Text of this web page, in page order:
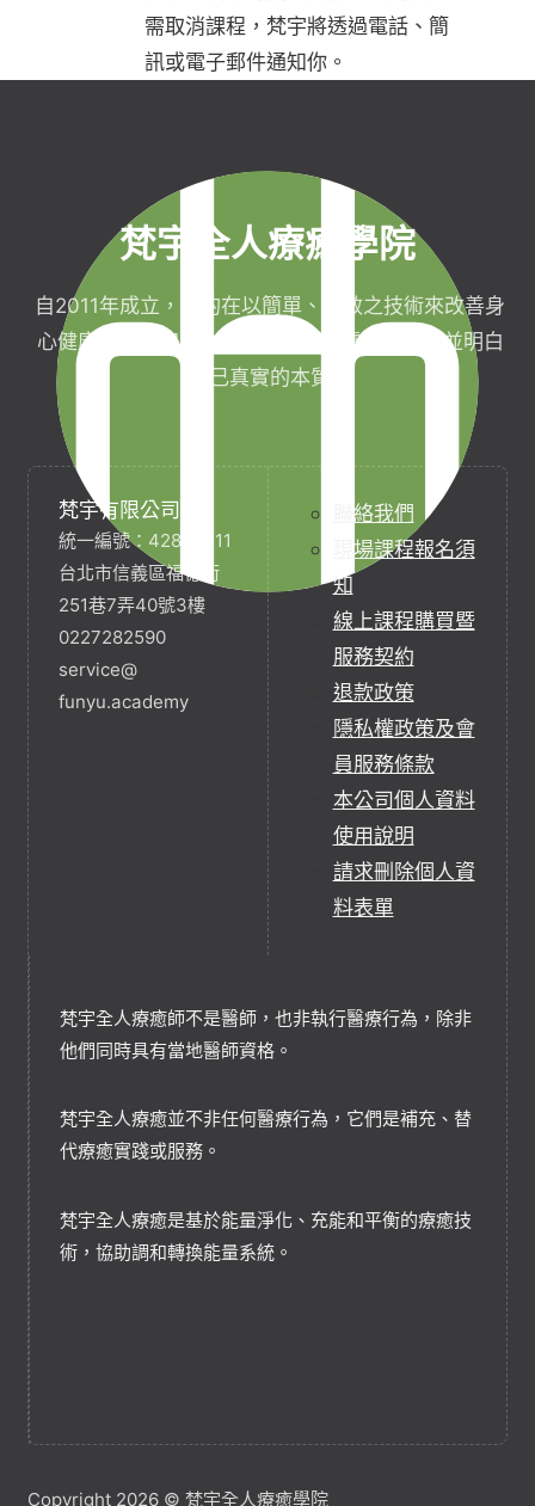
需取消課程，梵宇將透過電話、簡
訊或電子郵件通知你。
梵宇全人療癒學院
自2011年成立，目的在以簡單、有效之技術來改善身
心健康，協助完成生命目標與實現靈性生活，並明白
自己真實的本質。
梵宇有限公司
統一編號：42854211
台北市信義區福德街
251巷7弄40號3樓
0227282590
service@
funyu.academy
聯絡我們
現場課程報名須
知
線上課程購買暨
服務契約
退款政策
隱私權政策及會
員服務條款
本公司個人資料
使用說明
請求刪除個人資
料表單
梵宇全人療癒師不是醫師，也非執行醫療行為，除非
他們同時具有當地醫師資格。
梵宇全人療癒並不非任何醫療行為，它們是補充、替
代療癒實踐或服務。
梵宇全人療癒是基於能量淨化、充能和平衡的療癒技
術，協助調和轉換能量系統。
Copyright 2026 © 梵宇全人療癒學院